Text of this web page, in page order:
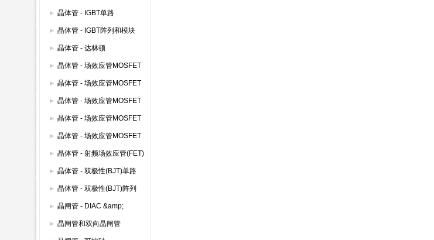
晶体管 - IGBT单路
晶体管 - IGBT阵列和模块
晶体管 - 达林顿
晶体管 - 场效应管MOSFET
(600V以上)
晶体管 - 场效应管MOSFET
(600V以下)
晶体管 - 场效应管MOSFET
模块
晶体管 - 场效应管MOSFET
其它
晶体管 - 场效应管MOSFET
双路
晶体管 - 射频场效应管(FET)
晶体管 - 双极性(BJT)单路
晶体管 - 双极性(BJT)阵列
晶闸管 - DIAC &amp;
SIDAC
晶闸管和双向晶闸管